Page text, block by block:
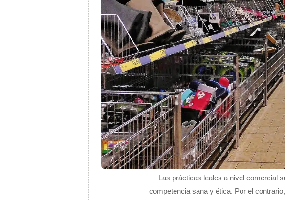
Las prácticas leales a nivel comercial
competencia sana y ética. Por el